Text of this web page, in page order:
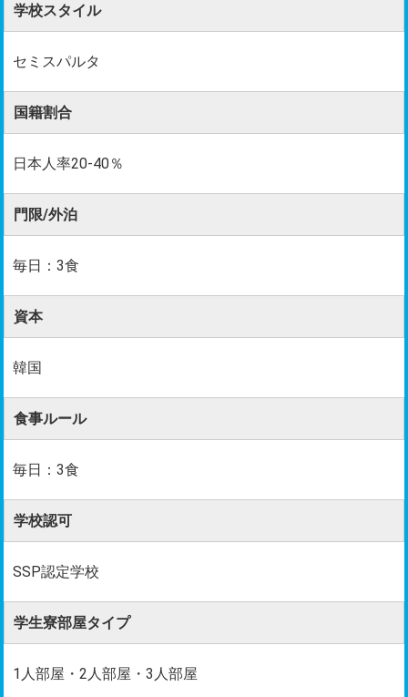
学校スタイル
セミスパルタ
国籍割合
日本人率20-40％
門限/外泊
毎日：3食
資本
韓国
食事ルール
毎日：3食
学校認可
SSP認定学校
学生寮部屋タイプ
1人部屋・2人部屋・3人部屋